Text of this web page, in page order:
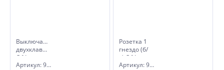
Выключатель
двухклавишный
О/У.
бежевый
Артикул: 9533413
Розетка 1
гнездо (б/
з) О/У.
белый
Артикул: 9533426